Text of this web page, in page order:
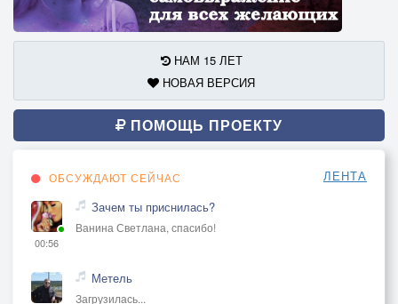
НАМ 15 ЛЕТ
НОВАЯ ВЕРСИЯ
ПОМОЩЬ ПРОЕКТУ
ОБСУЖДАЮТ СЕЙЧАС ЛЕНТА
00:56
Зачем ты приснилась?
Ванина Светлана, спасибо!
Метель
Загрузилась...